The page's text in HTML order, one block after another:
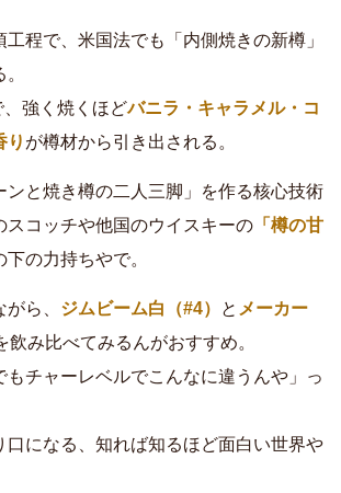
程で、米国法でも「内側焼きの新樽」
強く焼くほどバニラ・キャラメル・コ
り が樽材から引き出される。
ンと焼き樽の二人三脚」を作る核心技術
スコッチや他国のウイスキーの 「樽の甘
の力持ちやで。
ら、 ジムビーム白（#4） と メーカー
飲み比べてみるんがおすすめ。
もチャーレベルでこんなに違うんや」っ
口になる、知れば知るほど面白い世界や